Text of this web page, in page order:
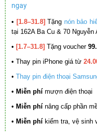
ngay
• [1.8–31.8] Tặng nón bảo
tại 162A Ba Cu & 70 Nguyễn
• [1.7–31.8] Tặng voucher
• Thay pin iPhone giá từ
• Thay pin điện thoại
• Miễn phí mượn điện thoại
• Miễn phí nâng cấp phần
• Miễn phí kiểm tra, vệ sinh